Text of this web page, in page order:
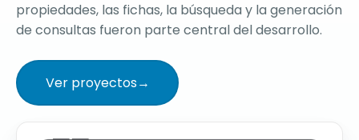
propiedades, las fichas, la búsqueda y la generación
de consultas fueron parte central del desarrollo.
Ver proyectos→